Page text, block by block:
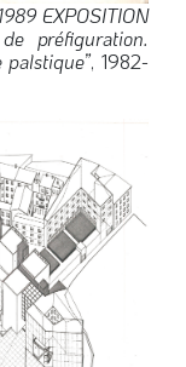
EXPOSITION
préfiguration.
palstique”, 1982-